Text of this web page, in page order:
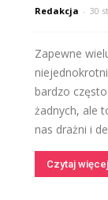
Redakcja - 30
Zapewne
bardzo
żadnych, ale
nas drażni i
Czytaj więcej